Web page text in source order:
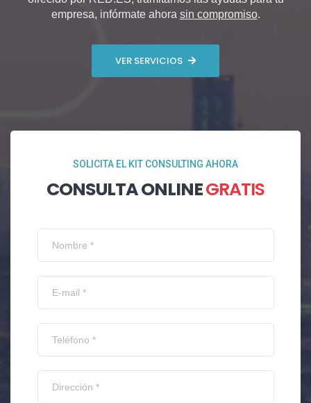
empresa, infórmate ahora sin compromiso.
VER SERVICIOS
SOLICITA EL KIT CONSULTING AHORA
CONSULTA ONLINEGRATIS